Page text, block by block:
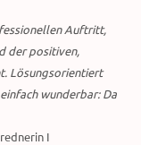
Auftritt,
der positiven,
Lösungsorientiert
wunderbar: Da
I